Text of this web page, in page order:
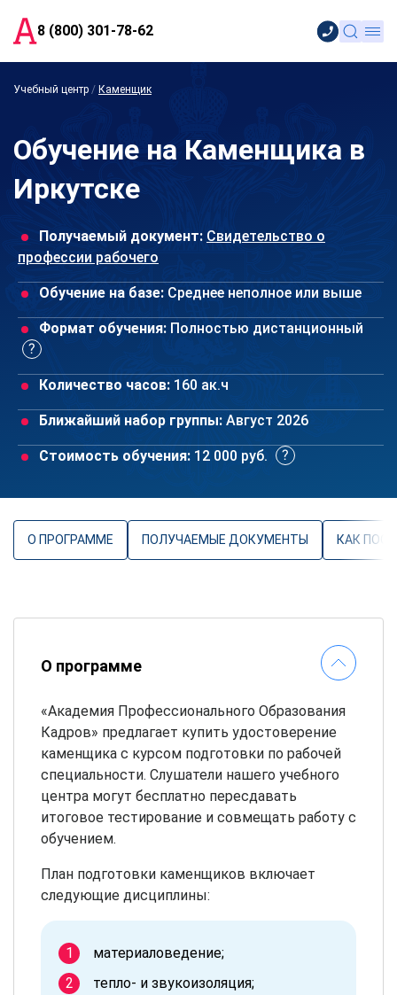
8 (800) 301-78-62
Учебный центр / Каменщик
Обучение на Каменщика в
Иркутске
Получаемый документ: Свидетельство о
профессии рабочего
Обучение на базе: Среднее неполное или выше
Формат обучения: Полностью дистанционный
Количество часов: 160 ак.ч
Ближайший набор группы: Август 2026
Стоимость обучения: 12 000 руб.
О ПРОГРАММЕ ПОЛУЧАЕМЫЕ ДОКУМЕНТЫ КАК
О программе
«Академия Профессионального Образования
Кадров» предлагает купить удостоверение
каменщика с курсом подготовки по рабочей
специальности. Слушатели нашего учебного
центра могут бесплатно пересдавать
итоговое тестирование и совмещать работу с
обучением.
План подготовки каменщиков включает
следующие дисциплины:
материаловедение;
тепло- и звукоизоляция;